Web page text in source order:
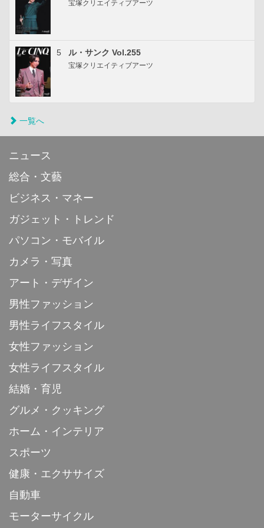
宝塚クリエイティブアーツ
5 ル・サンク Vol.255
宝塚クリエイティブアーツ
一覧へ
ニュース
総合・文藝
ビジネス・マネー
ガジェット・トレンド
パソコン・モバイル
カメラ・写真
アート・デザイン
男性ファッション
男性ライフスタイル
女性ファッション
女性ライフスタイル
結婚・育児
グルメ・クッキング
ホーム・インテリア
スポーツ
健康・エクササイズ
自動車
モーターサイクル